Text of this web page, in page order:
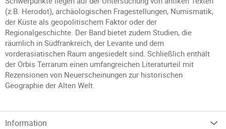
(z.B. Herodot), archäologischen Fragestellungen, Numismatik,
der Küste als geopolitischem Faktor oder der
Regionalgeschichte. Der Band bietet zudem Studien, die
räumlich in Südfrankreich, der Levante und dem
vorderasiatischen Raum angesiedelt sind. Schließlich enthält
der Orbis Terrarum einen umfangreichen Literaturteil mit
Rezensionen von Neuerscheinungen zur historischen
Geographie der Alten Welt.
Information